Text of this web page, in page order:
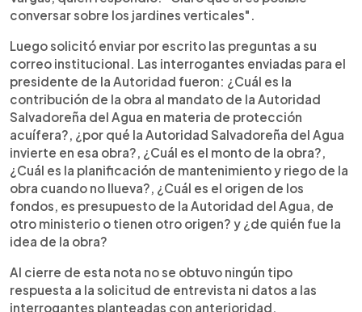
conversar sobre los jardines verticales".
Luego solicitó enviar por escrito las preguntas a su
correo institucional. Las interrogantes enviadas para el
presidente de la Autoridad fueron: ¿Cuál es la
contribución de la obra al mandato de la Autoridad
Salvadoreña del Agua en materia de protección
acuífera?, ¿por qué la Autoridad Salvadoreña del Agua
invierte en esa obra?, ¿Cuál es el monto de la obra?,
¿Cuál es la planificación de mantenimiento y riego de la
obra cuando no llueva?, ¿Cuál es el origen de los
fondos, es presupuesto de la Autoridad del Agua, de
otro ministerio o tienen otro origen? y ¿de quién fue la
idea de la obra?
Al cierre de esta nota no se obtuvo ningún tipo
respuesta a la solicitud de entrevista ni datos a las
interrogantes planteadas con anterioridad.